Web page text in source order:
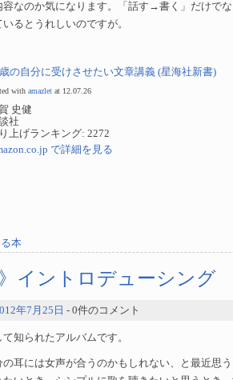
容なのか気になります。「話す→書く」だけで
るとうれしいのですが。
の自分に受けさせたい文章講義 (星海社新書)
with amazlet at 12.07.26
史健
社
上げランキング: 2272
で詳細を見る
本
イントロデューシング
年7月25日 - 0件のコメント
知られたアルバムです。
耳には女声が合うのかもしれない、と最近思